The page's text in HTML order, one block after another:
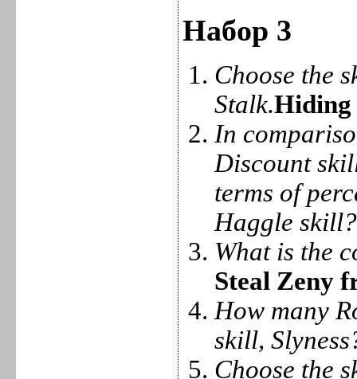
Набор 3
Choose the
Stalk.Hiding
In
Discount
terms of
Haggle skill?
What is the
Steal Zeny
How many
skill,
Choose the